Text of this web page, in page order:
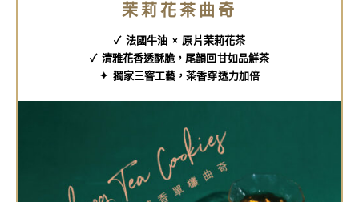
茉莉花茶曲奇
✓ 法國牛油 × 原片茉莉花茶
✓ 清雅花香透酥脆，尾韻回甘如品鮮茶
✦ 獨家三窨工藝，茶香穿透力加倍